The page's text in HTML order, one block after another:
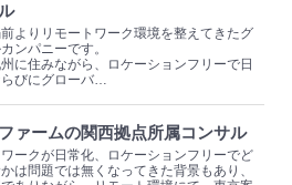
よりリモートワーク環境を整えてきたグ
ンパニーです。
に住みながら、ロケーションフリーで日
びにグローバ…
ァームの関西拠点所属コンサル
ワークが日常化、ロケーションフリーでど
は問題では無くなってきた背景もあり、